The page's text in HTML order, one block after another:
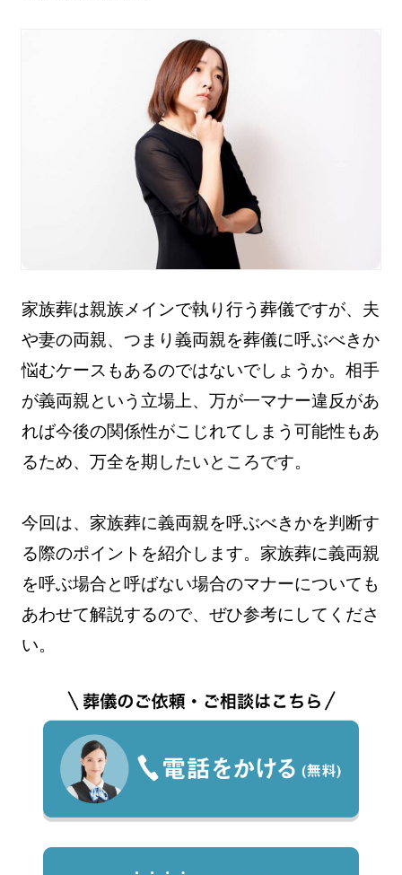
家族葬は親族メインで執り行う葬儀ですが、夫
や妻の両親、つまり義両親を葬儀に呼ぶべきか
悩むケースもあるのではないでしょうか。相手
が義両親という立場上、万が一マナー違反があ
れば今後の関係性がこじれてしまう可能性もあ
るため、万全を期したいところです。
今回は、家族葬に義両親を呼ぶべきかを判断す
る際のポイントを紹介します。家族葬に義両親
を呼ぶ場合と呼ばない場合のマナーについても
あわせて解説するので、ぜひ参考にしてくださ
い。